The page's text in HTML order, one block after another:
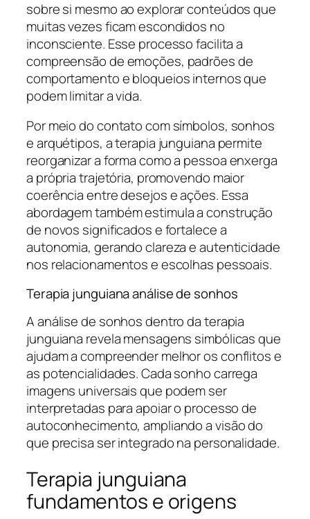
sobre si mesmo ao explorar conteúdos que
muitas vezes ficam escondidos no
inconsciente. Esse processo facilita a
compreensão de emoções, padrões de
comportamento e bloqueios internos que
podem limitar a vida.
Por meio do contato com símbolos, sonhos
e arquétipos, a terapia junguiana permite
reorganizar a forma como a pessoa enxerga
a própria trajetória, promovendo maior
coerência entre desejos e ações. Essa
abordagem também estimula a construção
de novos significados e fortalece a
autonomia, gerando clareza e autenticidade
nos relacionamentos e escolhas pessoais.
Terapia junguiana análise de sonhos
A análise de sonhos dentro da terapia
junguiana revela mensagens simbólicas que
ajudam a compreender melhor os conflitos e
as potencialidades. Cada sonho carrega
imagens universais que podem ser
interpretadas para apoiar o processo de
autoconhecimento, ampliando a visão do
que precisa ser integrado na personalidade.
Terapia junguiana
fundamentos e origens